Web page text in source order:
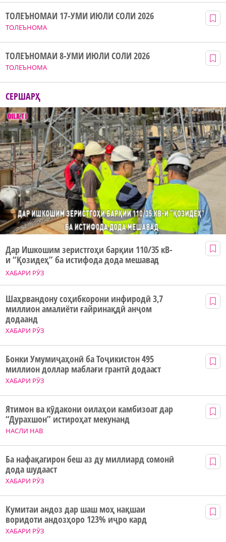
ТОЛЕЪНОМА
ТОЛЕЪНОМАИ 17-УМИ ИЮЛИ СОЛИ 2026
ТОЛЕЪНОМА
ТОЛЕЪНОМАИ 8-УМИ ИЮЛИ СОЛИ 2026
СЕРШАРҲ
ХАБАРИ РӮЗ
Дар Ишкошим зеристгоҳи барқии 110/35 кВ-
и “Қозидеҳ” ба истифода дода мешавад
ХАБАРИ РӮЗ
Шаҳрвандону соҳибкорони инфиродӣ 3,7
миллион амалиёти ғайринақдӣ анҷом
додаанд
ХАБАРИ РӮЗ
Бонки Умумиҷаҳонӣ ба Тоҷикистон 495
миллион доллар маблағи грантӣ додааст
НАСЛИ НАВ
Ятимон ва кӯдакони оилаҳои камбизоат дар
“Дурахшон” истироҳат мекунанд
ХАБАРИ РӮЗ
Ба нафақагирон беш аз ду миллиард сомонӣ
дода шудааст
ХАБАРИ РӮЗ
Кумитаи андоз дар шаш моҳ нақшаи
воридоти андозҳоро 123% иҷро кард